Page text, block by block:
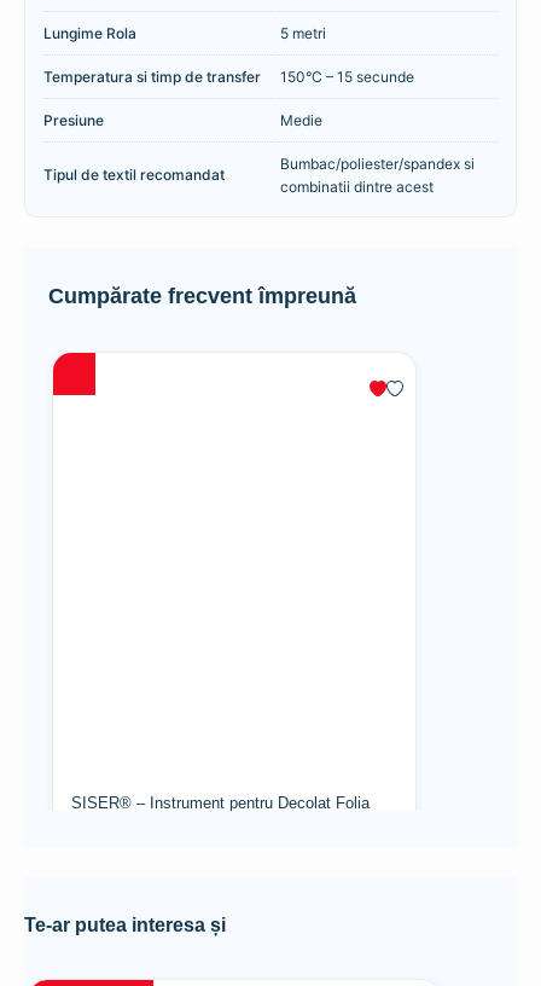
Lungime Rola 5 metri
Temperatura si timp de transfer 150°C – 15 secunde
Presiune Medie
Tipul de textil recomandat
Bumbac/poliester/spandex si
combinatii dintre acest
Cumpărate frecvent împreună
SISER® – Instrument pentru Decolat Folia
Te-ar putea interesa și